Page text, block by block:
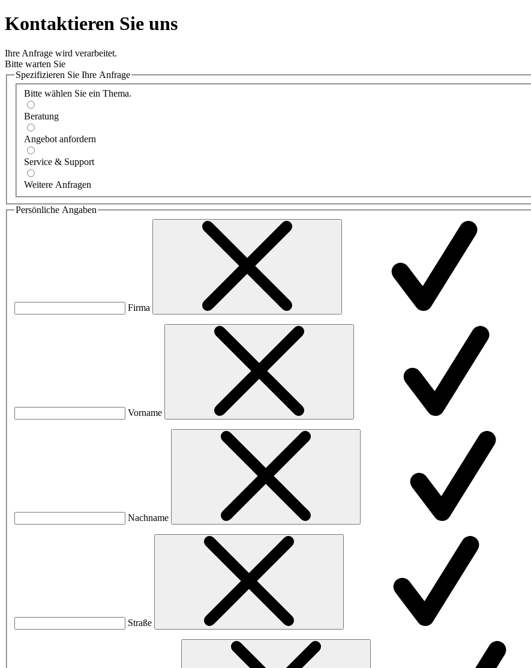
Kontaktieren Sie uns
Ihre Anfrage wird verarbeitet.
Bitte warten Sie
Spezifizieren Sie Ihre Anfrage
Bitte wählen Sie ein Thema.
Beratung
Angebot anfordern
Service & Support
Weitere Anfragen
Persönliche Angaben
Firma
Vorname
Nachname
Straße